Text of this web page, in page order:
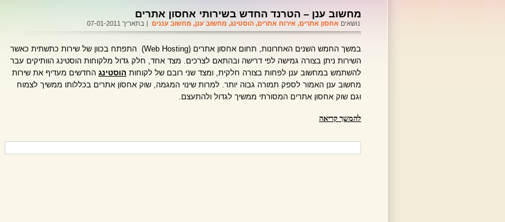
מחשוב ענן – הטרנד החדש בשירותי אחסון אתרים
נושאים אחסון אתרים, אירוח אתרים, הוסטינג, מחשוב ענן, מחשוב עננים | בתאריך 07-01-2011
במשך החמש השנים האחרונות, תחום אחסון אתרים (Web Hosting) התפתח בכוון של שירות כתשתית כאשר
השירות ניתן בצורה גמישה לפי דרישה ובהתאם לצרכים. מצד אחד, חלק גדול מלקוחות הוסטינג הוותיקים עבר
להשתמש במחשוב ענן לפחות בצורה חלקית, ומצד שני רובם של לקוחות הוסטינג החדשים מעדיף את שירות
מחשוב ענן האמור לספק תמורה גבוה יותר. למרות שינוי המגמה, שוק אחסון אתרים בכללותו ממשיך לצמוח
וגם שוק אחסון אתרים המסורתי ממשיך לגדול ולהתעצם.
להמשך קריאה